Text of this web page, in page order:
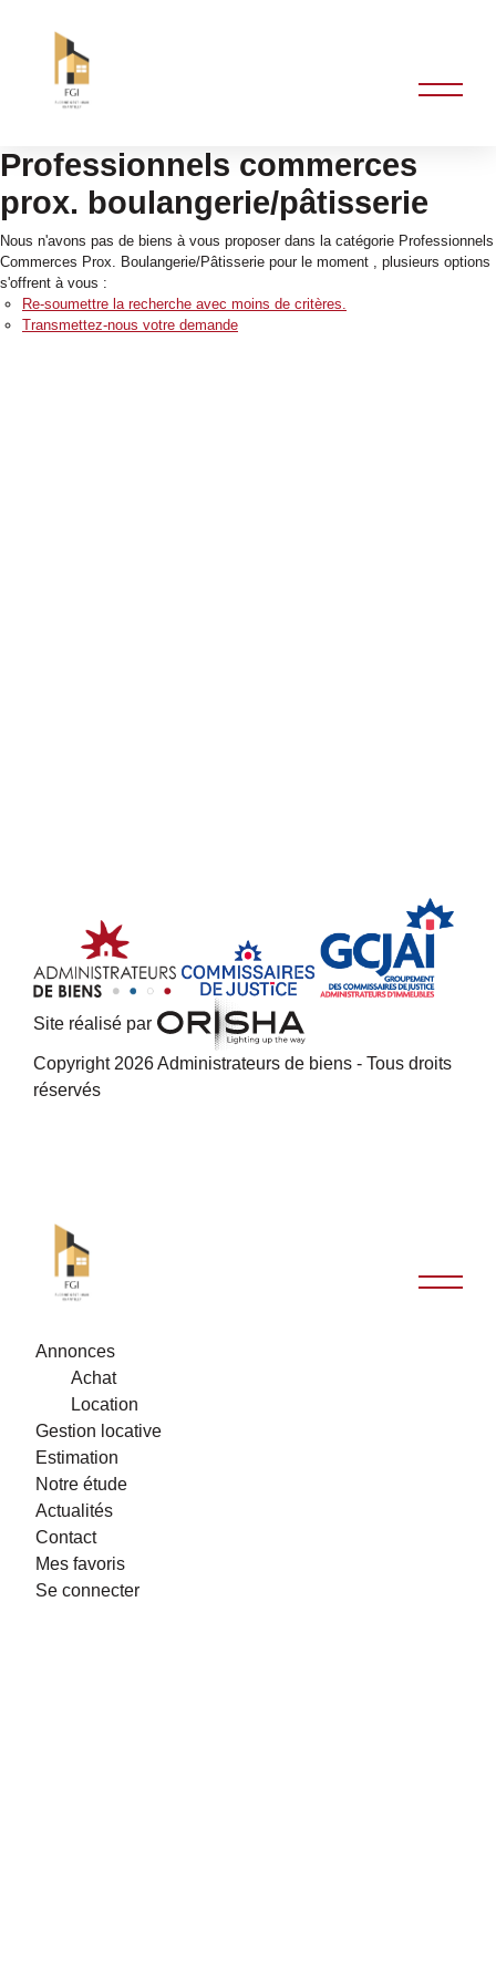
Professionnels commerces
prox. boulangerie/pâtisserie
Nous n'avons pas de biens à vous proposer dans la catégorie Professionnels
Commerces Prox. Boulangerie/Pâtisserie pour le moment , plusieurs options
s'offrent à vous :
Re-soumettre la recherche avec moins de critères.
Transmettez-nous votre demande
Site réalisé par
Copyright 2026 Administrateurs de biens - Tous droits
réservés
Annonces
Achat
Location
Gestion locative
Estimation
Notre étude
Actualités
Contact
Mes favoris
Se connecter